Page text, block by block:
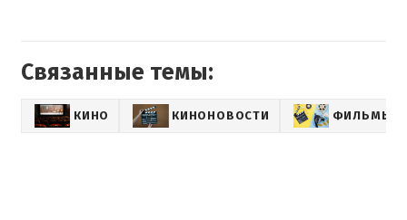
Связанные темы:
КИНО КИНОНОВОСТИ ФИЛЬМЫ